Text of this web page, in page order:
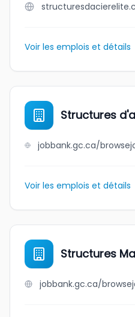
Voir les emplois et détails
Structures
Voir les emplois et détails
Structures